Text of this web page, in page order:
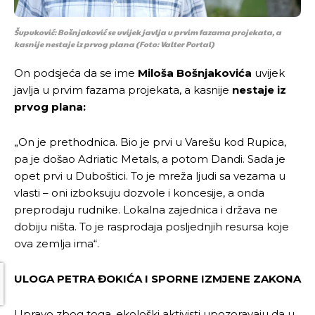
Šupuković: Bošnjaković se uvijek javlja u prvim fazama projekata, a
kasnije nestaje iz prvog plana(Foto: Valter Portal)
On podsjeća da se ime Miloša Bošnjakovića uvijek
javlja u prvim fazama projekata, a kasnije nestaje iz
prvog plana:
„On je prethodnica. Bio je prvi u Varešu kod Rupica,
pa je došao Adriatic Metals, a potom Dandi. Sada je
opet prvi u Duboštici. To je mreža ljudi sa vezama u
vlasti – oni izboksuju dozvole i koncesije, a onda
preprodaju rudnike. Lokalna zajednica i država ne
dobiju ništa. To je rasprodaja posljednjih resursa koje
ova zemlja ima“.
ULOGA PETRA ĐOKIĆA I SPORNE IZMJENE ZAKONA